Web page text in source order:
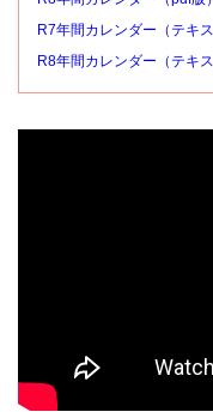
R7年間カレンダー（テキス
R8年間カレンダー（テキス